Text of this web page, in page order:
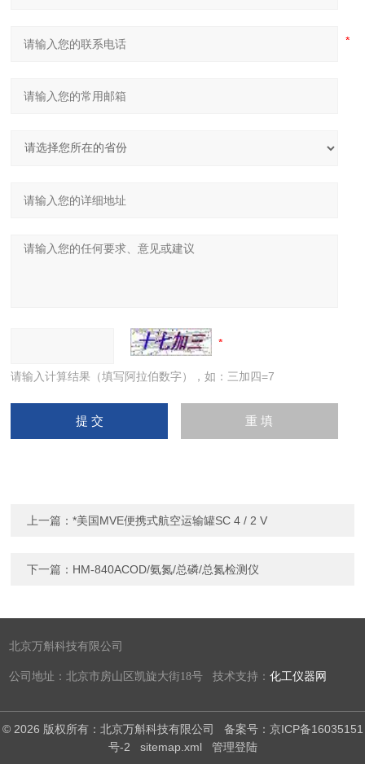
请输入计算结果（填写阿拉伯数字），如：三加四=7
上一篇：*美国MVE便携式航空运输罐SC 4 / 2 V
下一篇： HM-840ACOD/氨氮/总磷/总氮检测仪
北京万斛科技有限公司
公司地址：北京市房山区凯旋大街18号 技术支持：化工仪器网
© 2026 版权所有：北京万斛科技有限公司 备案号：京ICP备16035151
号-2
sitemap.xml 管理登陆